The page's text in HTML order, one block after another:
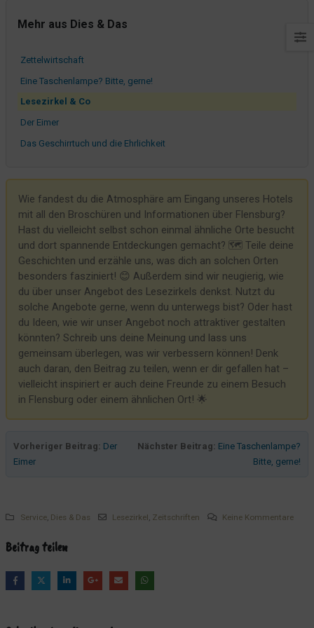
Mehr aus Dies & Das
Wir wollen immer schön für unsere Gäste sein
Zettelwirtschaft
Eine Taschenlampe? Bitte, gerne!
Lesezirkel & Co
Der Eimer
Das Geschirrtuch und die Ehrlichkeit
Ist ein Frühstücksbuffet noch zeitgemäß?
TP-LINK ER605 - Und das Internet rennt
Was vorne steht, schmeckt am Besten
Schrägparkende Schrägparker
Da sieh mal einer her...
SkyDSL - es läuft (mehr oder weniger)
Erste Hilfe für Kinder – Spielend helfen lernen
SKY Dsl ist betriebsbereit... aber...
Einfach mal verbestellt
Eierschale im Abflussschlauch
Und nun ist es endlich geschafft - 9/10 auf booking.com!
Zwergenwerkzeug
Google und der Po
Merkwürdige Werbung von Temu
Der Drucker funktioniert nicht...
Wie fandest du die Atmosphäre am Eingang unseres Hotels
mit all den Broschüren und Informationen über Flensburg?
Hast du vielleicht selbst schon einmal ähnliche Orte besucht
und dort spannende Entdeckungen gemacht? 🗺️ Teile deine
Geschichten und erzähle uns, was dich an solchen Orten
besonders fasziniert! 😊 Außerdem sind wir neugierig, wie
du über unser Angebot des Lesezirkels denkst. Nutzt du
solche Angebote gerne, wenn du unterwegs bist? Oder hast
du Ideen, wie wir unser Angebot noch attraktiver gestalten
könnten? Schreib uns deine Meinung und lass uns
gemeinsam überlegen, was wir verbessern können! Denk
auch daran, den Beitrag zu teilen, wenn er dir gefallen hat –
vielleicht inspiriert er auch deine Freunde zu einem Besuch
in Flensburg oder einem ähnlichen Ort! 🌟
Vorheriger Beitrag: Der
Eimer
Nächster Beitrag: Eine Taschenlampe?
Bitte, gerne!
Service, Dies & Das Lesezirkel, Zeitschriften Keine Kommentare
Beitrag teilen